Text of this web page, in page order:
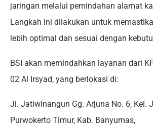
jaringan melalui pemindahan alamat
Langkah ini dilakukan untuk
lebih optimal dan sesuai dengan
BSI akan memindahkan layanan dari
02 Al Irsyad, yang berlokasi di:
Jl. Jatiwinangun Gg. Arjuna No. 6, Kel.
Purwokerto Timur, Kab. Banyumas,